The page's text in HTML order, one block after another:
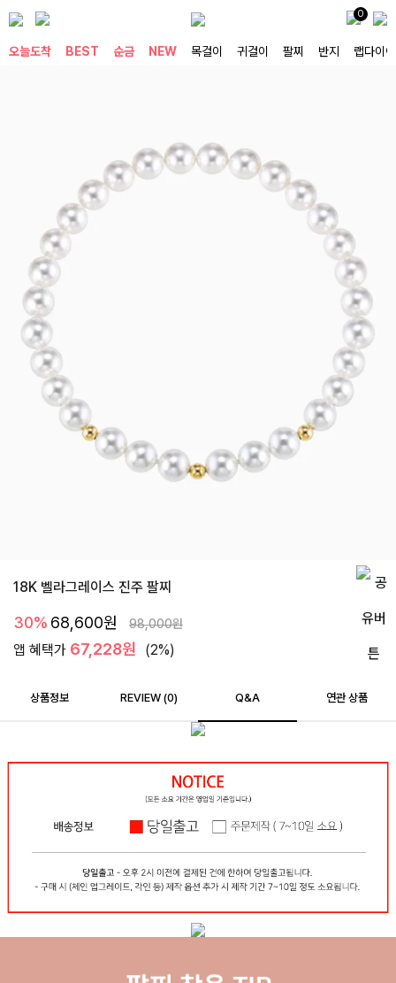
0
오늘도착 BEST 순금 NEW 목걸이 귀걸이 팔찌 반지 랩다이아
18K 벨라그레이스 진주 팔찌
30% 68,600원 98,000원
앱 혜택가 67,228원 (2%)
상품정보 REVIEW (0) Q&A 연관 상품